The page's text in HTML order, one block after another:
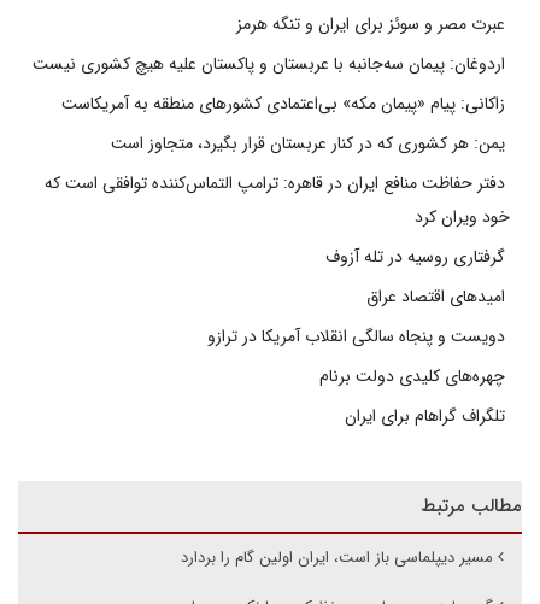
عبرت مصر و سوئز برای ایران و تنگه هرمز
اردوغان: پیمان سه‌جانبه با عربستان و پاکستان علیه هیچ کشوری نیست
زاکانی: پیام «پیمان مکه» بی‌اعتمادی کشورهای منطقه به آمریکاست
یمن: هر کشوری که در کنار عربستان قرار بگیرد، متجاوز است
دفتر حفاظت منافع ایران در قاهره: ترامپ التماس‌کننده توافقی است که
خود ویران کرد
گرفتاری روسیه در تله آزوف
امیدهای اقتصاد عراق
دویست و پنجاه سالگی انقلاب آمریکا در ترازو
چهره‌های کلیدی دولت برنام
تلگراف گراهام برای ایران
مطالب مرتبط
مسیر دیپلماسی باز است، ایران اولین گام را بردارد